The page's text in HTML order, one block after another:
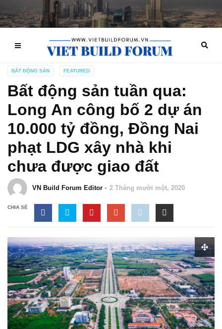
BẤT ĐỘNG SẢN FEATURED
Bất động sản tuần qua:
Long An công bố 2 dự án
10.000 tỷ đồng, Đồng Nai
phạt LDG xây nhà khi
chưa được giao đất
VN Build Forum Editor 2 Tháng mười một, 2020
CHIA SẺ